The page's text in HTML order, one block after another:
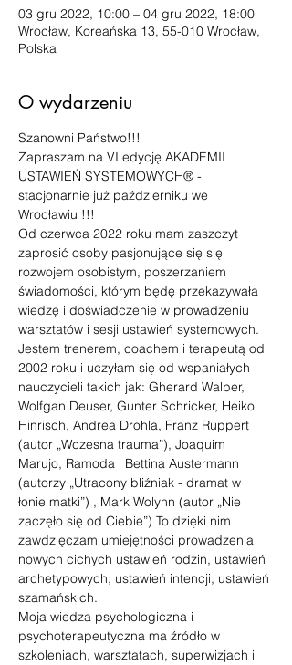
03 gru 2022, 10:00 – 04 gru 2022, 18:00
Wrocław, Koreańska 13, 55-010 Wrocław,
Polska
O wydarzeniu
Szanowni Państwo!!!
Zapraszam na VI edycję AKADEMII
USTAWIEŃ SYSTEMOWYCH® -
stacjonarnie już październiku we
Wrocławiu !!!
Od czerwca 2022 roku mam zaszczyt
zaprosić osoby pasjonujące się się
rozwojem osobistym, poszerzaniem
świadomości, którym będę przekazywała
wiedzę i doświadczenie w prowadzeniu
warsztatów i sesji ustawień systemowych.
Jestem trenerem, coachem i terapeutą od
2002 roku i uczyłam się od wspaniałych
nauczycieli takich jak: Gherard Walper,
Wolfgan Deuser, Gunter Schricker, Heiko
Hinrisch, Andrea Drohla, Franz Ruppert
(autor „Wczesna trauma”), Joaquim
Marujo, Ramoda i Bettina Austermann
(autorzy „Utracony bliźniak - dramat w
łonie matki”) , Mark Wolynn (autor „Nie
zaczęło się od Ciebie”) To dzięki nim
zawdzięczam umiejętności prowadzenia
nowych cichych ustawień rodzin, ustawień
archetypowych, ustawień intencji, ustawień
szamańskich.
Moja wiedza psychologiczna i
psychoterapeutyczna ma źródło w
szkoleniach, warsztatach, superwizjach i